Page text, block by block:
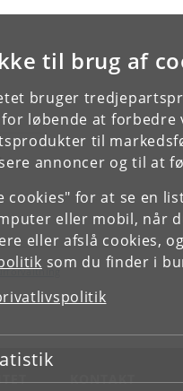
til brug af
bruger
løbende at forbedre
til
annoncer og til at
cookies" for at se en
eller mobil, når
eller afslå cookies,
som du finder i
eller afslå
og
KONTAKT